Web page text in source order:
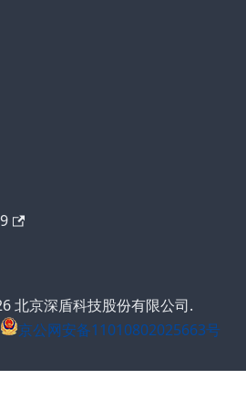
北京深盾科技股份有限公司.
京公网安备11010802025663号